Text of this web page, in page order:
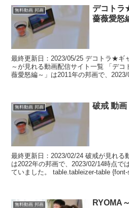
無料動画 邦画
デコトラ
薔薇愛怒
最終更新日：2023/05/25 デコトラ★ギ
～が見れる動画配信サイト一覧 「デ
薇愛怒編～」は2011年の邦画で、
無料動画 邦画 破戒 動画
最終更新日：2023/02/24 破戒が見れる
は2022年の邦画で、2023/02/14時点で
ていました。 table.tableizer-table {font-
無料動画 邦画 RYOMA